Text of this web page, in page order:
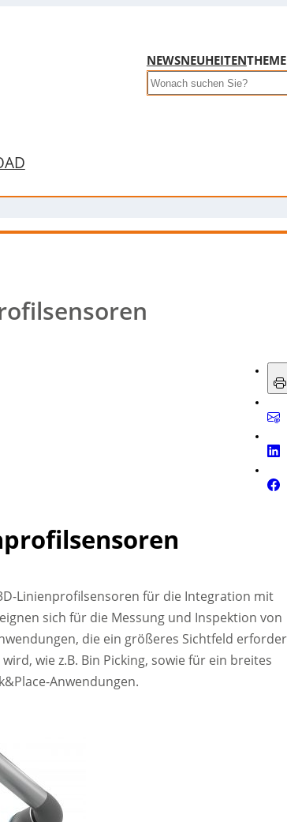
NEWSNEUHEITEN
Search
Linienprofilsensoren für die Integration mit
sich für die Messung und Inspektion von
die ein größeres Sichtfeld
wie z.B. Bin Picking, sowie für ein breites
Anwendungen.